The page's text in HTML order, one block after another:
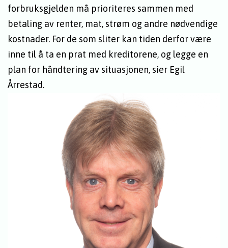
forbruksgjelden må prioriteres sammen med
betaling av renter, mat, strøm og andre nødvendige
kostnader. For de som sliter kan tiden derfor være
inne til å ta en prat med kreditorene, og legge en
plan for håndtering av situasjonen, sier Egil
Årrestad.